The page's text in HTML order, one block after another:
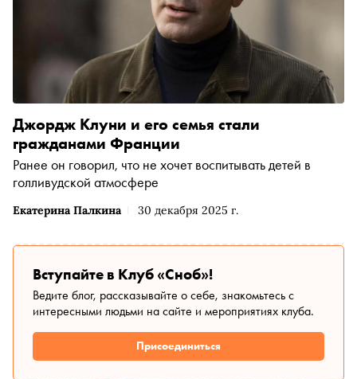
Екатерина Палкина 30 декабря 2025 г.
Джордж Клуни и его семья стали
гражданами Франции
Ранее он говорил, что не хочет воспитывать детей в
голливудской атмосфере
Вступайте в Клуб «Сноб»!
Ведите блог, рассказывайте о себе, знакомьтесь с
интересными людьми на сайте и мероприятиях клуба.
Присоединиться